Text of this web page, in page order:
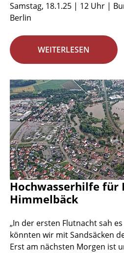
Samstag, 18.1.25 | 12 Uhr |
Berlin
WEITERLESEN
Hochwasserhilfe für
Himmelbäck
„In der ersten Flutnacht sah
könnten wir mit Sandsäcken
Erst am nächsten Morgen ist